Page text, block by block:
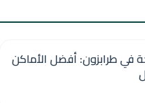
أفضل الأماكن